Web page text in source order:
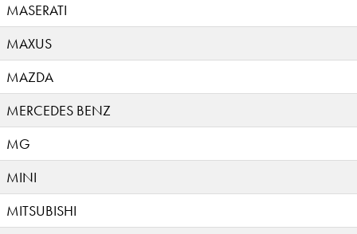
MASERATI
MAXUS
MAZDA
MERCEDES BENZ
MG
MINI
MITSUBISHI